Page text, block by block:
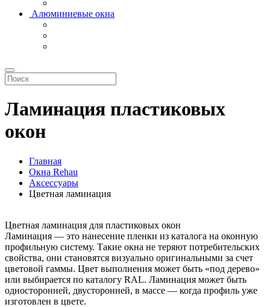
Алюминиевые окна
Ламинация пластиковых
окон
Главная
Окна Rehau
Аксессуары
Цветная ламинация
Цветная ламинация для пластиковых окон
Ламинация — это нанесение пленки из каталога на оконную
профильную систему. Такие окна не теряют потребительских
свойства, они становятся визуально оригинальными за счет
цветовой гаммы. Цвет выполнения может быть «под дерево»
или выбирается по каталогу RAL. Ламинация может быть
односторонней, двусторонней, в массе — когда профиль уже
изготовлен в цвете.